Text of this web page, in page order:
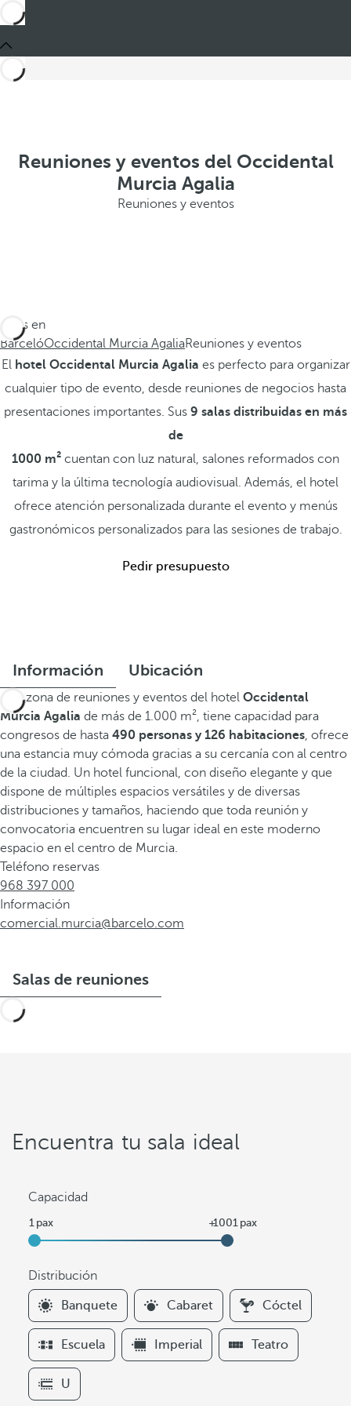
Reuniones y eventos del Occidental
Murcia Agalia
Reuniones y eventos
Estás en
BarcelóOccidental Murcia AgaliaReuniones y eventos
El hotel Occidental Murcia Agalia es perfecto para organizar
cualquier tipo de evento, desde reuniones de negocios hasta
presentaciones importantes. Sus 9 salas distribuidas en más
de
1000 m² cuentan con luz natural, salones reformados con
tarima y la última tecnología audiovisual. Además, el hotel
ofrece atención personalizada durante el evento y menús
gastronómicos personalizados para las sesiones de trabajo.
Pedir presupuesto
Información Ubicación
Esta zona de reuniones y eventos del hotel Occidental
Murcia Agalia de más de 1.000 m², tiene capacidad para
congresos de hasta 490 personas y 126 habitaciones, ofrece
una estancia muy cómoda gracias a su cercanía con al centro
de la ciudad. Un hotel funcional, con diseño elegante y que
dispone de múltiples espacios versátiles y de diversas
distribuciones y tamaños, haciendo que toda reunión y
convocatoria encuentren su lugar ideal en este moderno
espacio en el centro de Murcia.
Teléfono reservas
968 397 000
Información
comercial.murcia@barcelo.com
Salas de reuniones
Encuentra tu sala ideal
Capacidad
Distribución
F
i
l
t
e
r
Banquete Cabaret Cóctel
Escuela Imperial Teatro
U